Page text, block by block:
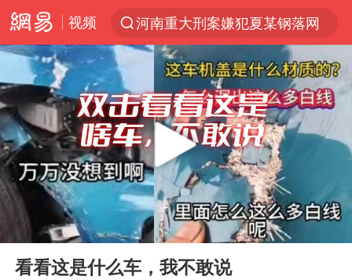
视频
河南重大刑案嫌犯夏某钢落网
光影经济撬动暑期消费新蓝海
陈思诚零点晒照为佟丽娅庆生
郑丽文：台湾从来没有“独立”过
36岁男演员成景区NPC后人气爆棚
情侣平潭拍日出坠崖1死1伤
全民健身事业高质量发展
Play
00:00 02:10
看看这是什么车，我不敢说